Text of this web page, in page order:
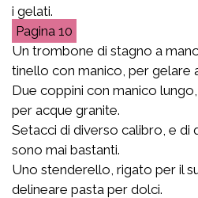
i gelati.
10
Un trombone di stagno a
tinello con manico, per gelare
Due coppini con manico
per acque granite.
Setacci di diverso calibro, e di
sono mai bastanti.
Uno stenderello, rigato per il
delineare pasta per dolci.